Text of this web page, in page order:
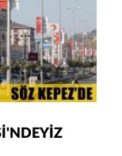
devirmwk icin
Chp ile kendi partiniz
Adami alasa
krom
14 dolar